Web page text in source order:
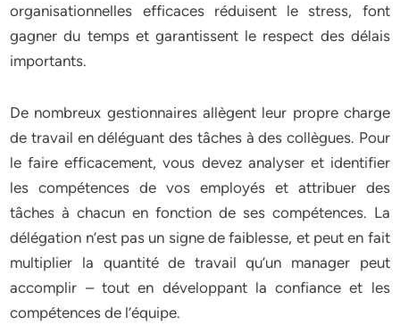
organisationnelles efficaces réduisent le stress, font
gagner du temps et garantissent le respect des délais
importants.
De nombreux gestionnaires allègent leur propre charge
de travail en déléguant des tâches à des collègues. Pour
le faire efficacement, vous devez analyser et identifier
les compétences de vos employés et attribuer des
tâches à chacun en fonction de ses compétences. La
délégation n’est pas un signe de faiblesse, et peut en fait
multiplier la quantité de travail qu’un manager peut
accomplir – tout en développant la confiance et les
compétences de l’équipe.